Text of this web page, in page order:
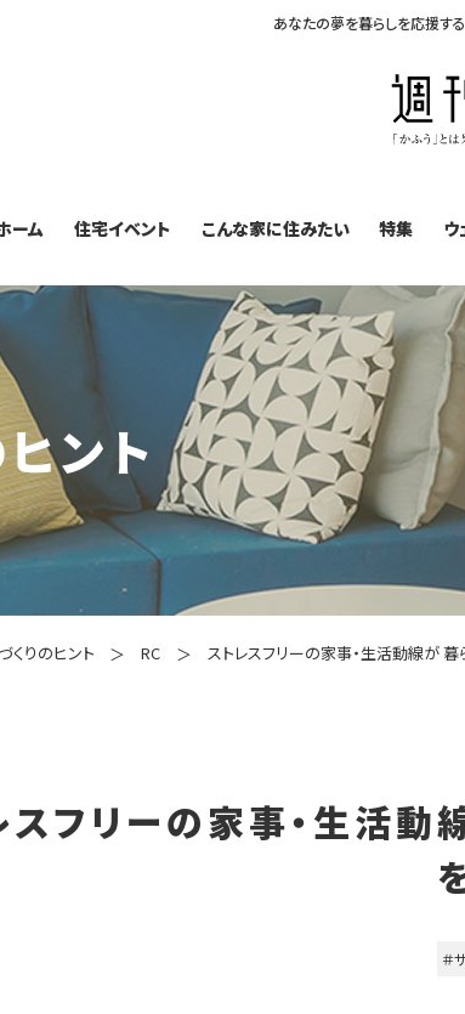
あなたの夢を暮らしを応援する
ーム 住宅イベント こんな家に住みたい 特集 ウ
ント
くりのヒント RC ストレスフリーの家事・生活動線が
スフリーの家事・生活
＃